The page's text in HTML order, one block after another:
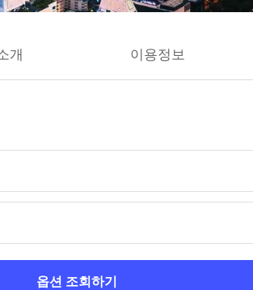
개 이용정보
옵션 조회하기